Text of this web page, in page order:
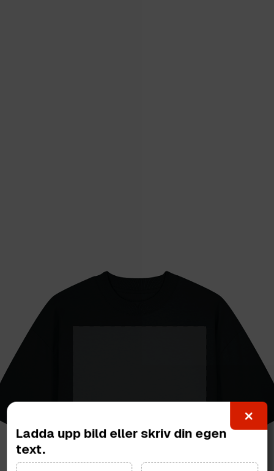
Ladda upp bild eller skriv din egen
text.